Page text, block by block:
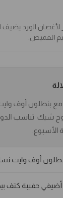
لأغصان الورد يضيف
القميص.
مع بنطلون أوف
شيك تناسب
الأسبوع.
أوف وايت
أضيفي حقيبة كتف